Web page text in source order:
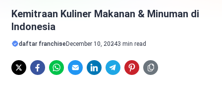
Kemitraan Kuliner Makanan & Minuman di
Indonesia
daftar franchise December 10, 20243 min read